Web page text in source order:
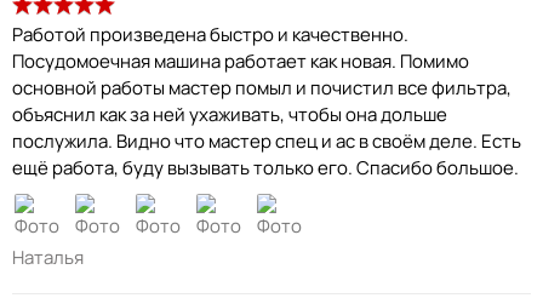
Работой произведена быстро и качественно.
Посудомоечная машина работает как новая. Помимо
основной работы мастер помыл и почистил все фильтра,
объяснил как за ней ухаживать, чтобы она дольше
послужила. Видно что мастер спец и ас в своём деле. Есть
ещё работа, буду вызывать только его. Спасибо большое.
Наталья